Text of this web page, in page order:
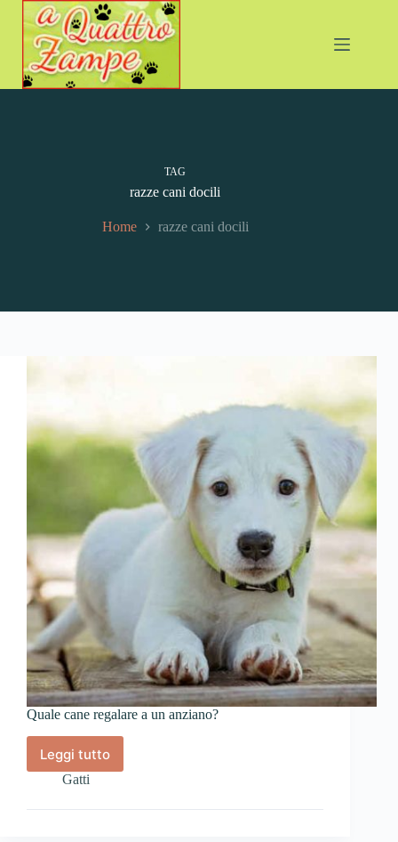
Salta
contenuto
TAG
razze cani docili
Home razze cani docili
Quale cane regalare a un anziano?
Leggi tutto
Quale
cane
a
Gatti